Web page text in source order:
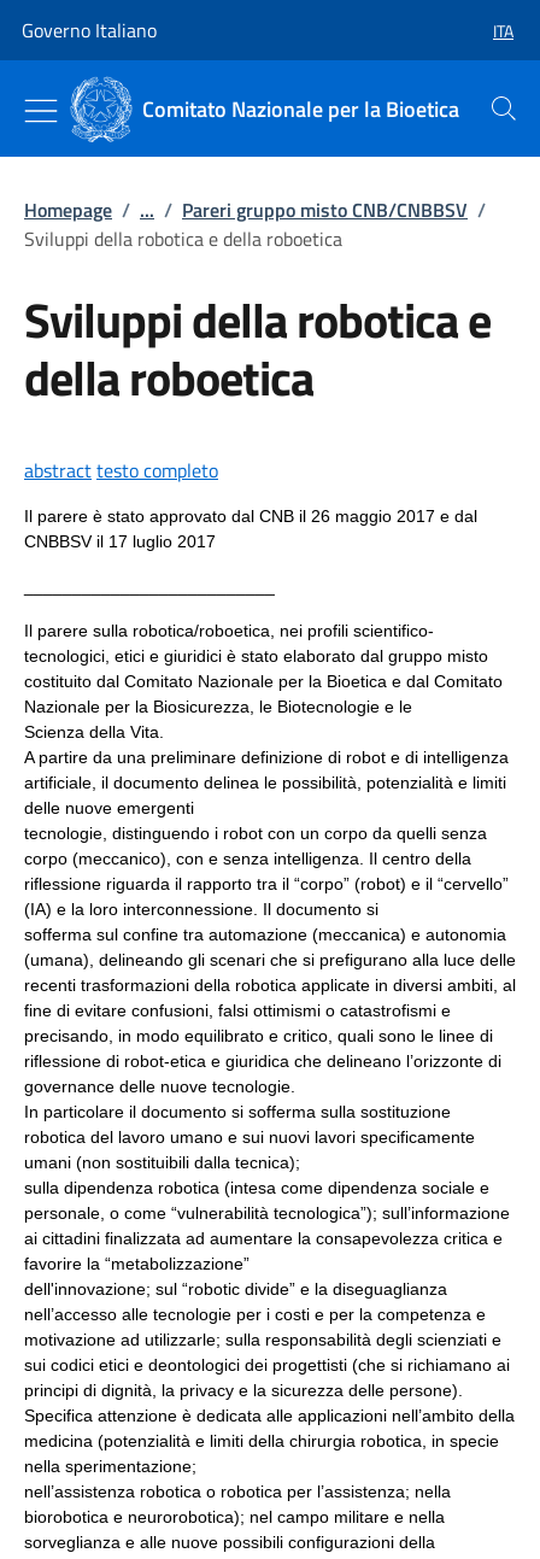
Governo Italiano ITA
Comitato Nazionale per la Bioetica Cerca
Homepage / ... / Pareri gruppo misto CNB/CNBBSV /
Sviluppi della robotica e della roboetica
Sviluppi della robotica e
della roboetica
abstracttesto completo
Il parere è stato approvato dal CNB il 26 maggio 2017 e dal
CNBBSV il 17 luglio 2017
Il parere sulla robotica/roboetica, nei profili scientifico-
tecnologici, etici e giuridici è stato elaborato dal gruppo misto
costituito dal Comitato Nazionale per la Bioetica e dal Comitato
Nazionale per la Biosicurezza, le Biotecnologie e le
Scienza della Vita.
A partire da una preliminare definizione di robot e di intelligenza
artificiale, il documento delinea le possibilità, potenzialità e limiti
delle nuove emergenti
tecnologie, distinguendo i robot con un corpo da quelli senza
corpo (meccanico), con e senza intelligenza. Il centro della
riflessione riguarda il rapporto tra il “corpo” (robot) e il “cervello”
(IA) e la loro interconnessione. Il documento si
sofferma sul confine tra automazione (meccanica) e autonomia
(umana), delineando gli scenari che si prefigurano alla luce delle
recenti trasformazioni della robotica applicate in diversi ambiti, al
fine di evitare confusioni, falsi ottimismi o catastrofismi e
precisando, in modo equilibrato e critico, quali sono le linee di
riflessione di robot-etica e giuridica che delineano l’orizzonte di
governance delle nuove tecnologie.
In particolare il documento si sofferma sulla sostituzione
robotica del lavoro umano e sui nuovi lavori specificamente
umani (non sostituibili dalla tecnica);
sulla dipendenza robotica (intesa come dipendenza sociale e
personale, o come “vulnerabilità tecnologica”); sull’informazione
ai cittadini finalizzata ad aumentare la consapevolezza critica e
favorire la “metabolizzazione”
dell'innovazione; sul “robotic divide” e la diseguaglianza
nell’accesso alle tecnologie per i costi e per la competenza e
motivazione ad utilizzarle; sulla responsabilità degli scienziati e
sui codici etici e deontologici dei progettisti (che si richiamano ai
principi di dignità, la privacy e la sicurezza delle persone).
Specifica attenzione è dedicata alle applicazioni nell’ambito della
medicina (potenzialità e limiti della chirurgia robotica, in specie
nella sperimentazione;
nell’assistenza robotica o robotica per l’assistenza; nella
biorobotica e neurorobotica); nel campo militare e nella
sorveglianza e alle nuove possibili configurazioni della